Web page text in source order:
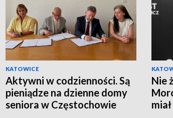
KATOWICE
Aktywni w codzienności. Są
pieniądze na dzienne domy
seniora w Częstochowie
Nie